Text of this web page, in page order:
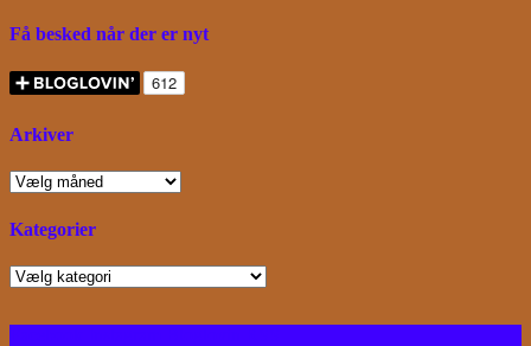
Få besked når der er nyt
Arkiver
Arkiver
Kategorier
Kategorier